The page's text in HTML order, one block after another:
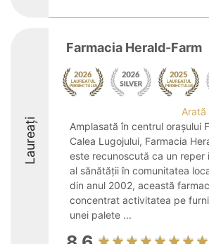
Laureați
Farmacia Herald-Farm
Arată
Amplasată în centrul orașului
Calea Lugojului, Farmacia
este recunoscută ca un reper
al sănătății în comunitatea
din anul 2002, această
concentrat activitatea pe
unei palete ...